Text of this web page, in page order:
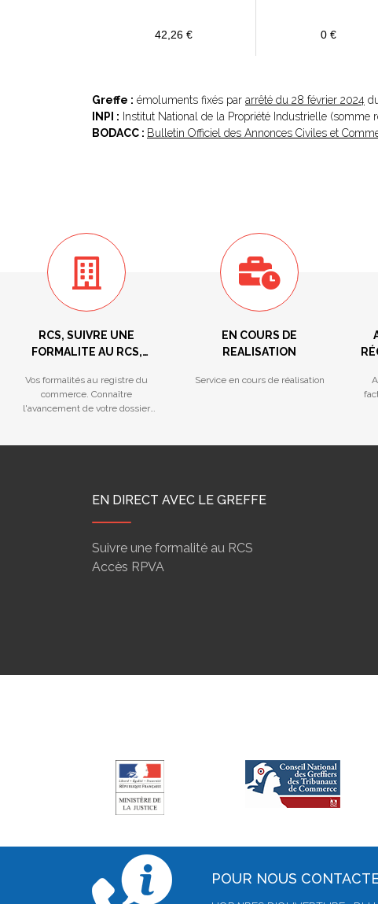
42,26 € 0 €
Greffe : émoluments fixés par arrêté du 28 février 2024
INPI : Institut National de la Propriété Industrielle (somme
BODACC : Bulletin Officiel des Annonces Civiles et
RCS, SUIVRE UNE
FORMALITE AU RCS,
HYPOTHEQUES
MARITIMES...
Vos formalités au registre du
commerce. Connaître
l'avancement de votre dossier
EN COURS DE
REALISATION
Service en cours de réalisation
EN DIRECT AVEC LE GREFFE
Suivre une formalité au RCS
Accès RPVA
POUR NOUS